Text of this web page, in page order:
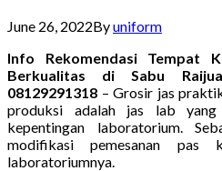
June 26, 2022Byuniform
Info Rekomendasi Tempat
Berkualitas di Sabu
08129291318 – Grosir jas
produksi adalah jas lab
kepentingan laboratorium.
modifikasi pemesanan pas
laboratoriumnya.